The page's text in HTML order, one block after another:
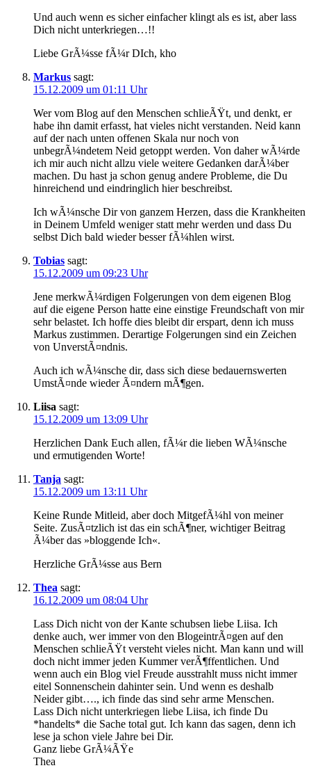
Und auch wenn es sicher einfacher klingt als es ist, aber lass
Dich nicht unterkriegen…!!
Liebe GrÃ¼sse fÃ¼r DIch, kho
Markus sagt:
15.12.2009 um 01:11 Uhr
Wer vom Blog auf den Menschen schlieÃŸt, und denkt, er
habe ihn damit erfasst, hat vieles nicht verstanden. Neid kann
auf der nach unten offenen Skala nur noch von
unbegrÃ¼ndetem Neid getoppt werden. Von daher wÃ¼rde
ich mir auch nicht allzu viele weitere Gedanken darÃ¼ber
machen. Du hast ja schon genug andere Probleme, die Du
hinreichend und eindringlich hier beschreibst.
Ich wÃ¼nsche Dir von ganzem Herzen, dass die Krankheiten
in Deinem Umfeld weniger statt mehr werden und dass Du
selbst Dich bald wieder besser fÃ¼hlen wirst.
Tobias sagt:
15.12.2009 um 09:23 Uhr
Jene merkwÃ¼rdigen Folgerungen von dem eigenen Blog
auf die eigene Person hatte eine einstige Freundschaft von mir
sehr belastet. Ich hoffe dies bleibt dir erspart, denn ich muss
Markus zustimmen. Derartige Folgerungen sind ein Zeichen
von UnverstÃ¤ndnis.
Auch ich wÃ¼nsche dir, dass sich diese bedauernswerten
UmstÃ¤nde wieder Ã¤ndern mÃ¶gen.
Liisa sagt:
15.12.2009 um 13:09 Uhr
Herzlichen Dank Euch allen, fÃ¼r die lieben WÃ¼nsche
und ermutigenden Worte!
Tanja sagt:
15.12.2009 um 13:11 Uhr
Keine Runde Mitleid, aber doch MitgefÃ¼hl von meiner
Seite. ZusÃ¤tzlich ist das ein schÃ¶ner, wichtiger Beitrag
Ã¼ber das »bloggende Ich«.
Herzliche GrÃ¼sse aus Bern
Thea sagt:
16.12.2009 um 08:04 Uhr
Lass Dich nicht von der Kante schubsen liebe Liisa. Ich
denke auch, wer immer von den BlogeintrÃ¤gen auf den
Menschen schlieÃŸt versteht vieles nicht. Man kann und will
doch nicht immer jeden Kummer verÃ¶ffentlichen. Und
wenn auch ein Blog viel Freude ausstrahlt muss nicht immer
eitel Sonnenschein dahinter sein. Und wenn es deshalb
Neider gibt…., ich finde das sind sehr arme Menschen.
Lass Dich nicht unterkriegen liebe Liisa, ich finde Du
*handelts* die Sache total gut. Ich kann das sagen, denn ich
lese ja schon viele Jahre bei Dir.
Ganz liebe GrÃ¼ÃŸe
Thea